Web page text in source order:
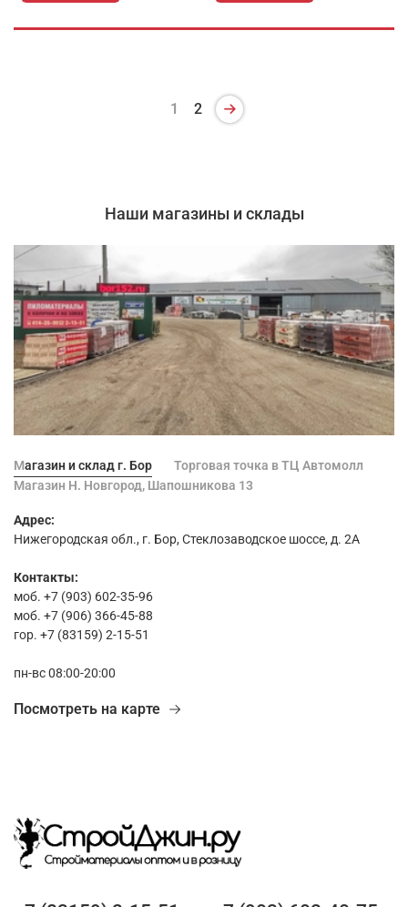
1 2
Наши магазины и склады
Магазин и склад г. Бор
Торговая точка в ТЦ Автомолл
Магазин Н. Новгород, Шапошникова 13
Адрес:
Нижегородская обл., г. Бор, Стеклозаводское шоссе, д. 2А
Контакты:
моб. +7 (903) 602-35-96
моб. +7 (906) 366-45-88
гор. +7 (83159) 2-15-51
пн-вс 08:00-20:00
Посмотреть на карте